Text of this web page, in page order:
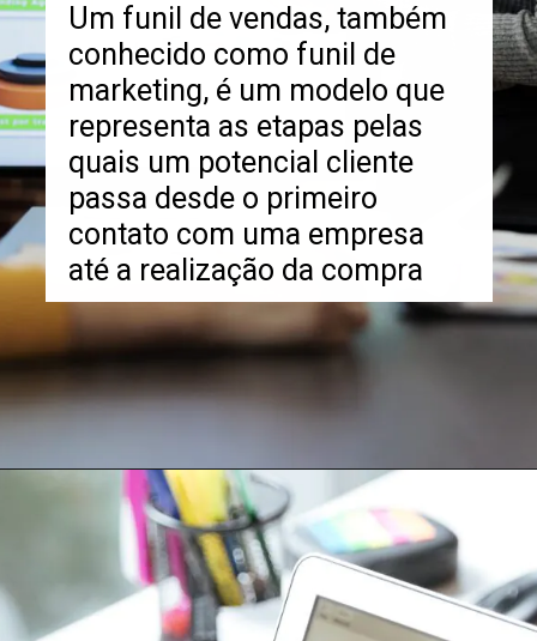
Um funil de vendas, também
conhecido como funil de
marketing, é um modelo que
representa as etapas pelas
quais um potencial cliente
passa desde o primeiro
contato com uma empresa
até a realização da compra
Opening